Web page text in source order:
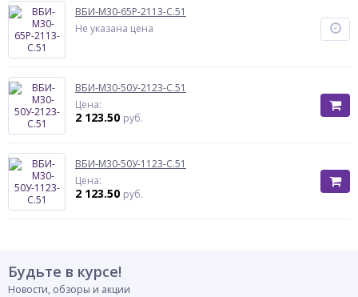
ВБИ-М30-65Р-2113-С.51
Не указана цена
ВБИ-М30-50У-2123-С.51
Цена:
2 123.50 руб.
ВБИ-М30-50У-1123-С.51
Цена:
2 123.50 руб.
Будьте в курсе!
Новости, обзоры и акции